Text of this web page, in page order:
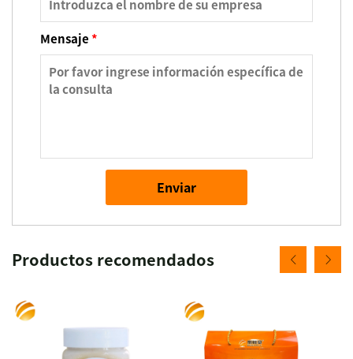
Mensaje*
Enviar
Productos recomendados